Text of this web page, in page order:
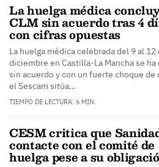
La huelga médica
CLM sin acuerdo tras 4
con cifras opuestas
La huelga médica celebrada del 9 al 12
diciembre en Castilla-La Mancha se ha
sin acuerdo y con un fuerte choque de
el Sescam sitúa…
TIEMPO DE LECTURA: 6 MIN.
CESM critica que
contacte con el comité de
huelga pese a su